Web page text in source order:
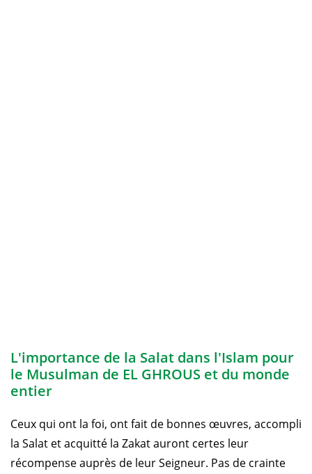
L'importance de la Salat dans l'Islam pour
le Musulman de EL GHROUS et du monde
entier
Ceux qui ont la foi, ont fait de bonnes œuvres, accompli
la Salat et acquitté la Zakat auront certes leur
récompense auprès de leur Seigneur. Pas de crainte